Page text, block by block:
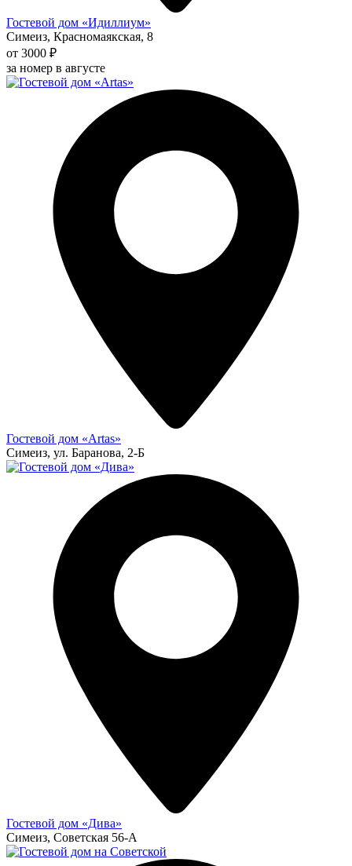
Гостевой дом «Идиллиум»
Симеиз, Красномаякская, 8
от 3000 ₽
за номер в августе
Гостевой дом «Artas»
Симеиз, ул. Баранова, 2-Б
Гостевой дом «Дива»
Симеиз, Советская 56-А